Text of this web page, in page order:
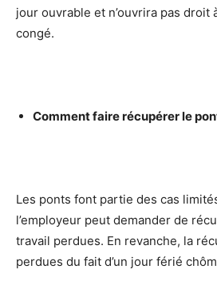
jour ouvrable et n’ouvrira pas droit
congé.
Comment faire récupérer le
Les ponts font partie des cas
l’employeur peut demander de
travail perdues. En revanche, la
perdues du fait d’un jour férié